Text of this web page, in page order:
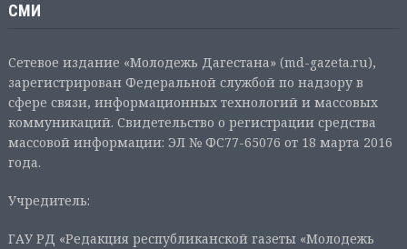
СМИ
Сетевое издание «Молодежь Дагестана» (md-gazeta.ru),
зарегистрирован Федеральной службой по надзору в
сфере связи, информационных технологий и массовых
коммуникаций. Свидетельство о регистрации средства
массовой информации: ЭЛ № ФС77-65076 от 18 марта 2016
года.
Учредитель:
ГАУ РД «Редакция республиканской газеты «Молодежь